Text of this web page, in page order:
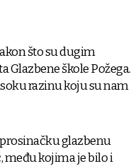
što su dugim
Glazbene škole Požega.
razinu koju su nam
glazbenu
među kojima je bilo i